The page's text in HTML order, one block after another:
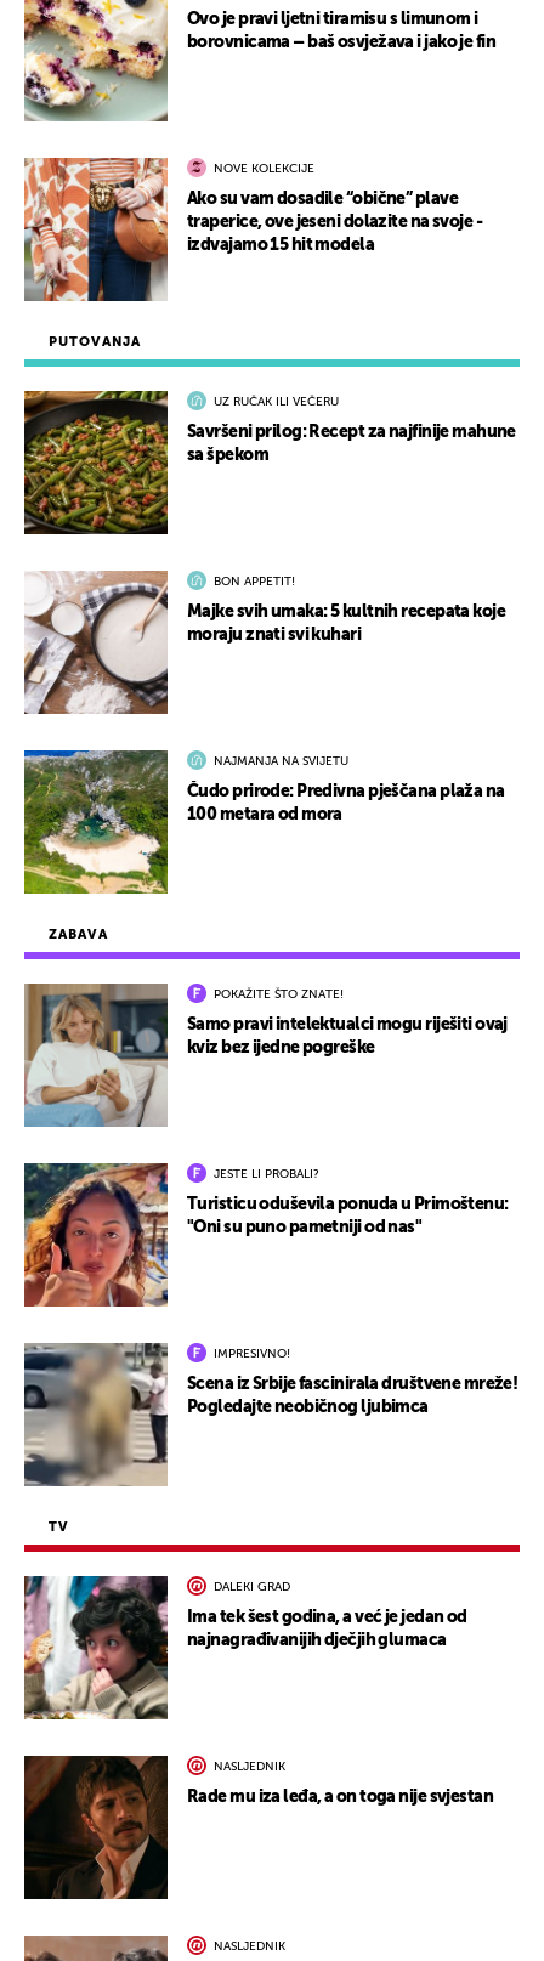
ZABAVA
POKAŽITE ŠTO ZNATE!
Samo pravi intelektualci mogu riješiti ovaj
kviz bez ijedne pogreške
JESTE LI PROBALI?
Turisticu oduševila ponuda u Primoštenu:
"Oni su puno pametniji od nas"
IMPRESIVNO!
Scena iz Srbije fascinirala društvene mreže!
Pogledajte neobičnog ljubimca
TV
DALEKI GRAD
Ima tek šest godina, a već je jedan od
najnagrađivanijih dječjih glumaca
NASLJEDNIK
Rade mu iza leđa, a on toga nije svjestan
NASLJEDNIK
PUTOVANJA
UZ RUČAK ILI VEČERU
Savršeni prilog: Recept za najfinije mahune
sa špekom
BON APPETIT!
Majke svih umaka: 5 kultnih recepata koje
moraju znati svi kuhari
NAJMANJA NA SVIJETU
Čudo prirode: Predivna pješčana plaža na
100 metara od mora
Ovo je pravi ljetni tiramisu s limunom i
borovnicama – baš osvježava i jako je fin
NOVE KOLEKCIJE
Ako su vam dosadile “obične” plave
traperice, ove jeseni dolazite na svoje -
izdvajamo 15 hit modela